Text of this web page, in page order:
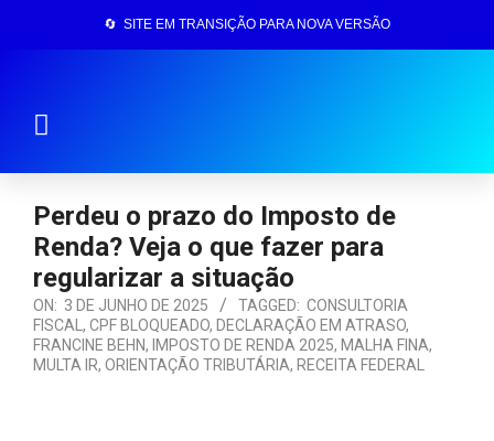
🔄 SITE EM TRANSIÇÃO PARA NOVA VERSÃO
Perdeu o prazo do Imposto de
Renda? Veja o que fazer para
regularizar a situação
ON: 3 DE JUNHO DE 2025 TAGGED: CONSULTORIA
FISCAL , CPF BLOQUEADO, DECLARAÇÃO EM ATRASO,
FRANCINE BEHN, IMPOSTO DE RENDA 2025, MALHA FINA,
MULTA IR, ORIENTAÇÃO TRIBUTÁRIA, RECEITA FEDERAL